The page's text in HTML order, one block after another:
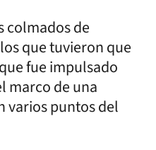
colmados de
que tuvieron que
fue impulsado
marco de una
varios puntos del